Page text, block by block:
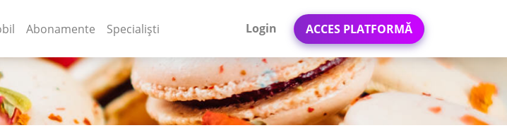
(current)
Abonamente Specialiști Login ACCES PLATFORMĂ